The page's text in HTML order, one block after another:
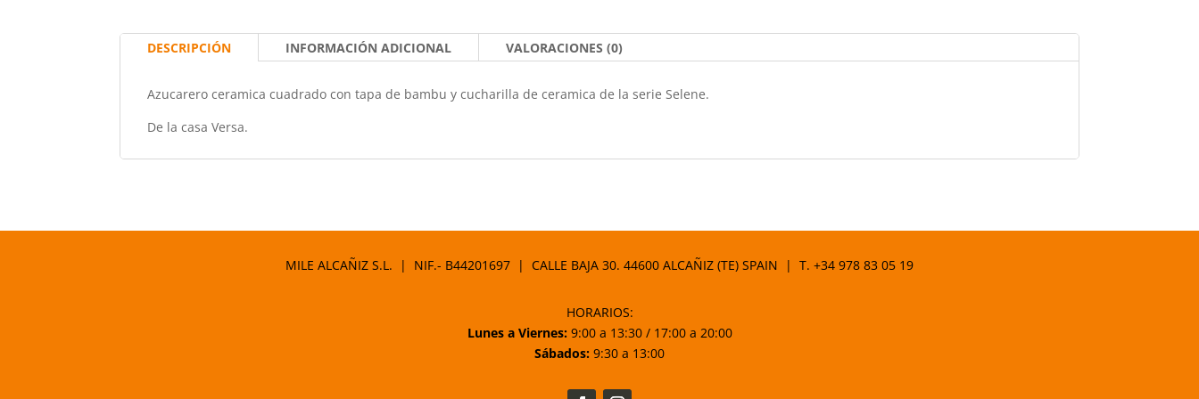
DESCRIPCIÓN INFORMACIÓN ADICIONAL VALORACIONES (0)
Azucarero ceramica cuadrado con tapa de bambu y cucharilla de ceramica de la serie Selene.
De la casa Versa.
MILE ALCAÑIZ S.L. | NIF.- B44201697 | CALLE BAJA 30. 44600 ALCAÑIZ (TE) SPAIN | T. +34 978 83 05 19
HORARIOS:
Lunes a Viernes:9:00 a 13:30 / 17:00 a 20:00
Sábados: 9:30 a 13:00